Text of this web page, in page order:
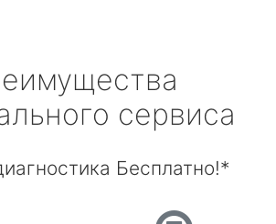
сервиса
Бесплатно!*